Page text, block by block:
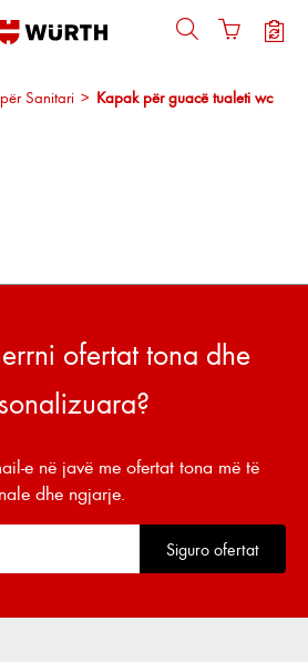
Sanitari > Kapak për guacë tualeti wc
ofertat tona dhe
e në javë me ofertat tona më të
dhe ngjarje.
Siguro ofertat